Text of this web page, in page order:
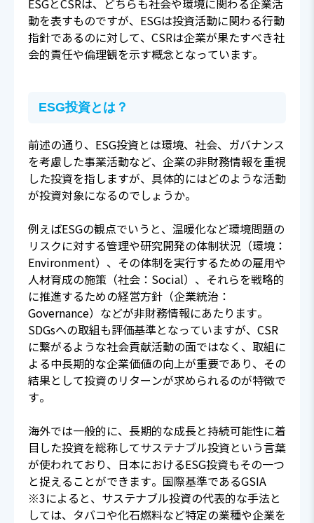
ESGとCSRは、どちらも社会や環境に関わる企業活
動を表すものですが、ESGは投資活動に関わる行動
指針であるのに対して、CSRは企業が果たすべき社
会的責任や倫理観を示す概念となっています。
ESG投資とは？
前述の通り、ESG投資とは環境、社会、ガバナンス
を考慮した事業活動など、企業の非財務情報を重視
した投資を指しますが、具体的にはどのような活動
が投資対象になるのでしょうか。
例えばESGの観点でいうと、温暖化など環境問題の
リスクに対する管理や研究開発の体制状況（環境：
Environment）、その体制を実行するための雇用や
人材育成の施策（社会：Social）、それらを戦略的
に推進するための経営方針（企業統治：
Governance）などが非財務情報にあたります。
SDGsへの取組も評価基準となっていますが、CSR
に繋がるような社会貢献活動の面ではなく、取組に
よる中長期的な企業価値の向上が重要であり、その
結果として投資のリターンが求められるのが特徴で
す。
海外では一般的に、長期的な成長と持続可能性に着
目した投資を総称してサステナブル投資という言葉
が使われており、日本におけるESG投資もその一つ
と捉えることができます。国際基準であるGSIA
※3によると、サステナブル投資の代表的な手法と
しては、タバコや化石燃料など特定の業種や企業を